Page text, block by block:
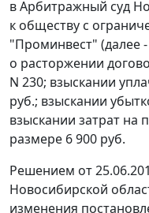
в Арбитражный суд
к обществу с
"Проминвест" (далее
о расторжении
N 230; взыскании
руб.; взыскании
взыскании затрат на
размере 6 900 руб.
Решением от
Новосибирской
изменения